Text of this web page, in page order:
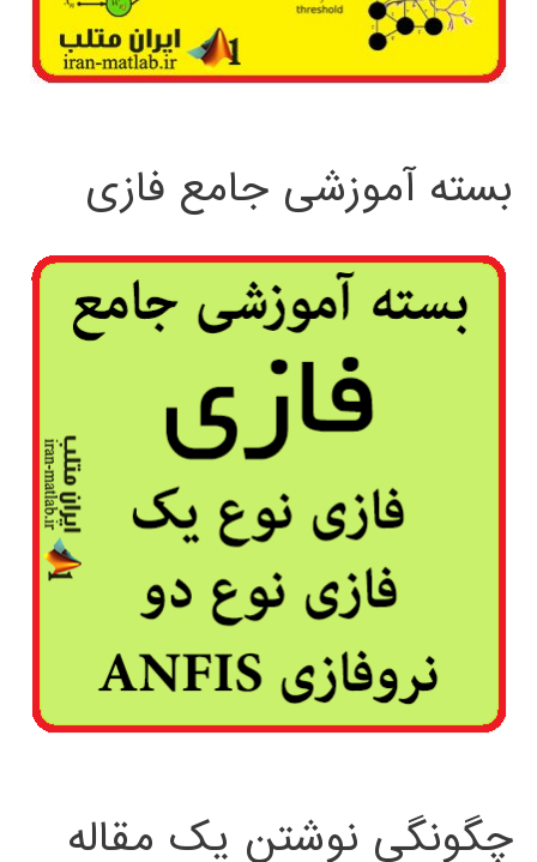
بسته آموزشی جامع فازی
چگونگی نوشتن یک مقاله